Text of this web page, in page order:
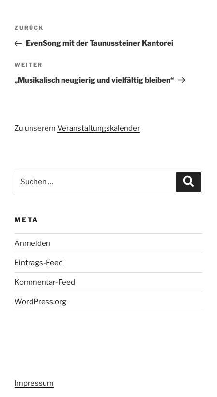
Beitragsnavigation
Vorheriger
Beitrag
ZURÜCK
EvenSong mit der Taunussteiner Kantorei
Nächster
Beitrag
WEITER
„Musikalisch neugierig und vielfältig bleiben“
Zu unserem Veranstaltungskalender
nach:
META
Anmelden
Eintrags-Feed
Kommentar-Feed
WordPress.org
Impressum